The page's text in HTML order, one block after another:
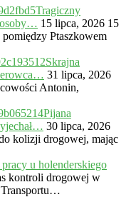
Tragiczny
15 lipca, 2026 15
Ptaszkowem
Skrajna
31 lipca, 2026
Antonin,
Pijana
30 lipca, 2026
kolizji drogowej, mając
u holenderskiego
kontroli drogowej w